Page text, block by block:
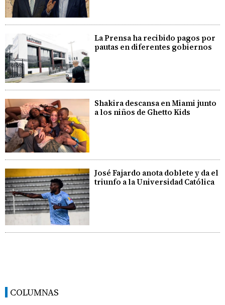
La Prensa ha recibido pagos por
pautas en diferentes gobiernos
Shakira descansa en Miami junto
a los niños de Ghetto Kids
José Fajardo anota doblete y da el
triunfo a la Universidad Católica
COLUMNAS